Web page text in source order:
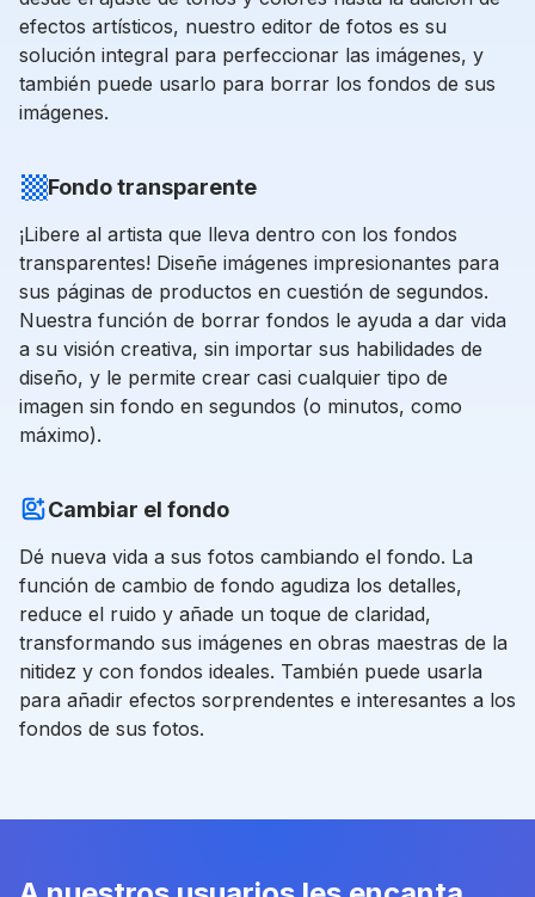
efectos artísticos, nuestro editor de fotos es su
solución integral para perfeccionar las imágenes, y
también puede usarlo para borrar los fondos de sus
imágenes.
Fondo transparente
¡Libere al artista que lleva dentro con los fondos
transparentes! Diseñe imágenes impresionantes para
sus páginas de productos en cuestión de segundos.
Nuestra función de borrar fondos le ayuda a dar vida
a su visión creativa, sin importar sus habilidades de
diseño, y le permite crear casi cualquier tipo de
imagen sin fondo en segundos (o minutos, como
máximo).
Cambiar el fondo
Dé nueva vida a sus fotos cambiando el fondo. La
función de cambio de fondo agudiza los detalles,
reduce el ruido y añade un toque de claridad,
transformando sus imágenes en obras maestras de la
nitidez y con fondos ideales. También puede usarla
para añadir efectos sorprendentes e interesantes a los
fondos de sus fotos.